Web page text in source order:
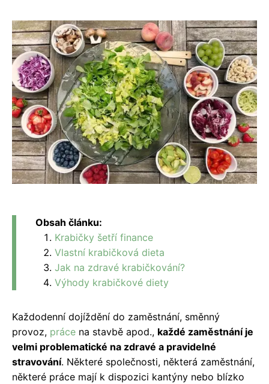
Obsah článku:
Krabičky šetří finance
Vlastní krabičková dieta
Jak na zdravé krabičkování?
Výhody krabičkové diety
Každodenní dojíždění do zaměstnání, směnný
provoz, práce na stavbě apod., každé zaměstnání je
velmi problematické na zdravé a pravidelné
stravování. Některé společnosti, některá zaměstnání,
některé práce mají k dispozici kantýny nebo blízko